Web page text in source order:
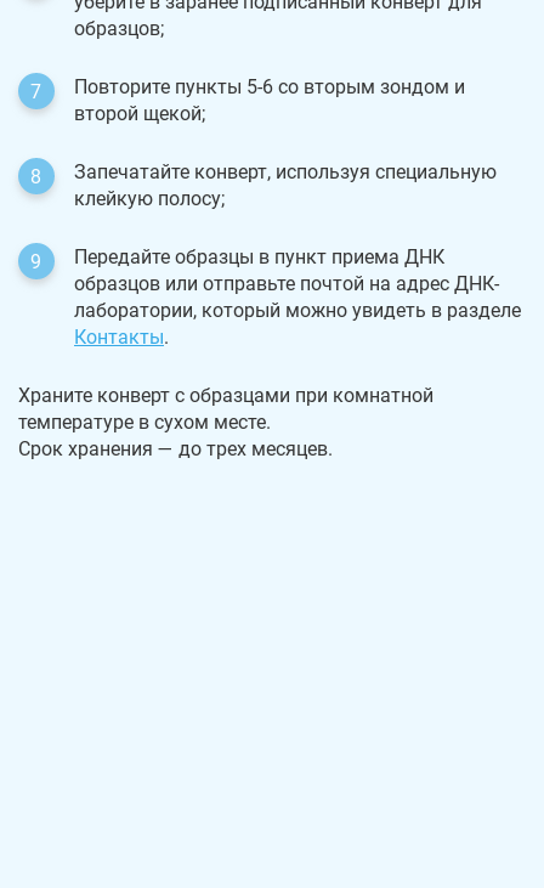
образцов;
Повторите пункты 5-6 со вторым зондом и
второй щекой;
Запечатайте конверт, используя специальную
клейкую полосу;
Передайте образцы в пункт приема ДНК
образцов или отправьте почтой на адрес ДНК-
лаборатории, который можно увидеть в разделе
Контакты.
Храните конверт с образцами при комнатной
температуре в сухом месте.
Срок хранения — до трех месяцев.